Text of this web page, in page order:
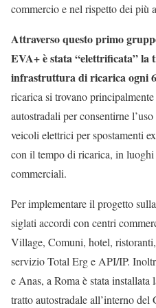
commercio e nel rispetto dei più
Attraverso questo primo
EVA+ è stata “elettrificata”
infrastruttura di ricarica ogni
ricarica si trovano
autostradali per consentirne
veicoli elettrici per spostamenti
con il tempo di ricarica, in
commerciali.
Per implementare il progetto
siglati accordi con centri
Village, Comuni, hotel,
servizio Total Erg e API/IP.
e Anas, a Roma è stata
tratto autostradale all’interno